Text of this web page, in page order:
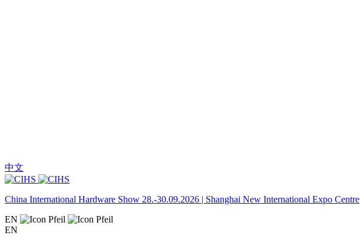
中文
China International Hardware Show 28.-30.09.2026 | Shanghai New International Expo Centre
EN
EN